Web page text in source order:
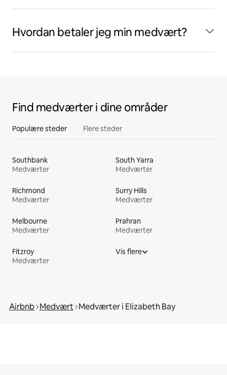
Hvordan betaler jeg min medvært?
Find medværter i dine områder
Populære steder Flere steder
Southbank
Medværter
South Yarra
Medværter
Richmond
Medværter
Surry Hills
Medværter
Melbourne
Medværter
Prahran
Medværter
Fitzroy
Medværter
Vis flere
Airbnb Medvært Medværter i Elizabeth Bay